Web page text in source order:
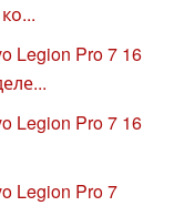
Legion Pro 7 16
Legion Pro 7 16
Legion Pro 7